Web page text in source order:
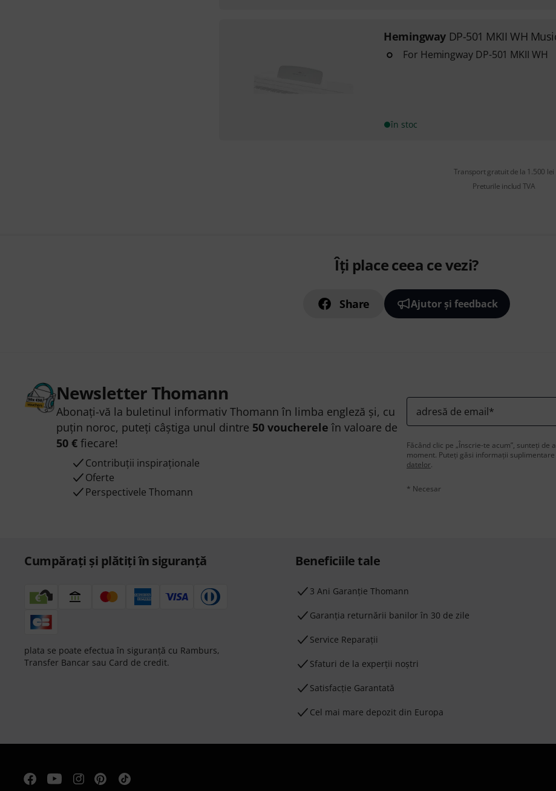
Hemingway DP-501 MKII WH
For Hemingway DP-501 MKII WH
în stoc
Transport gratuit de la 1.500 lei
Preturile includ TVA
Îți place ceea ce vezi?
Share Ajutor și feedback
Newsletter Thomann
Abonați-vă la buletinul informativ Thomann în limba engleză și, cu
puțin noroc, puteți câștiga unul dintre 50 voucherele în valoare de
50 €fiecare!
Contribuții inspiraționale
Oferte
Perspectivele Thomann
adresă de email*
Făcând clic pe „Înscrie-te acum”, sunteți
moment. Puteți găsi informații
datelor.
* Necesar
Cumpărați și plătiți în siguranță
plata se poate efectua în siguranță cu Ramburs,
Transfer Bancar sau Card de credit.
Beneficiile tale
3 Ani Garanție Thomann
Garanţia returnării banilor în 30 de zile
Service Reparații
Sfaturi de la experții noștri
Satisfacție Garantată
Cel mai mare depozit din Europa